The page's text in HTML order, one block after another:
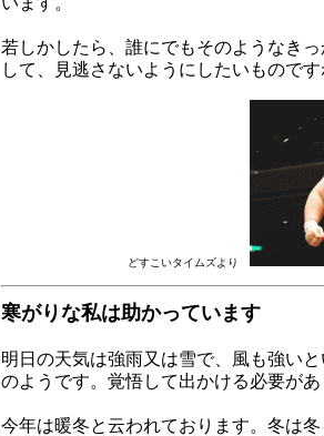
若しかしたら、誰にでもそのようなき
して、見逃さないようにしたいものです
どすこいタイムズより
寒がりな私は助かっています
明日の天気は強雨又は雪で、風も強い
のようです。覚悟して出かける必要が
今年は暖冬と云われております。冬は